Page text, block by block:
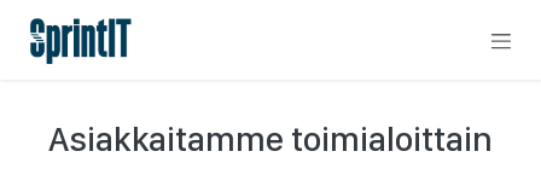
Asiakkaitamme toimialoittain